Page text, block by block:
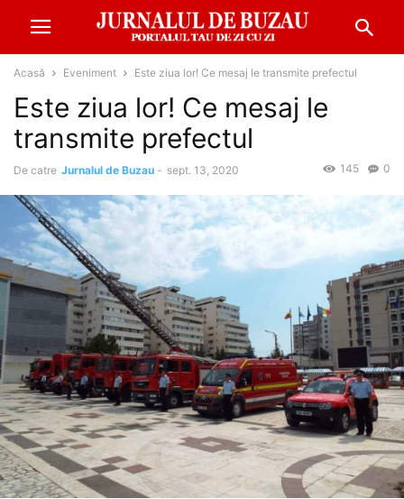
Acasă Eveniment Este ziua lor! Ce mesaj le transmite prefectul
Este ziua lor! Ce mesaj le
transmite prefectul
De catre Jurnalul de Buzau - sept. 13, 2020 0
145